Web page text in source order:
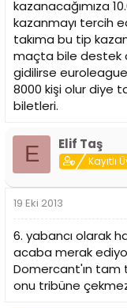
kazanacağımıza
kazanmayı tercih
takıma bu tip
maçta bile destek
gidilirse
8000 kişi olur diye
biletleri.
E Elif Taş
Kayıtlı
19 Eki 2013
6. yabancı olarak
acaba merak
Domercant'ın tam
onu tribüne